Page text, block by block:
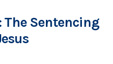
The Sentencing